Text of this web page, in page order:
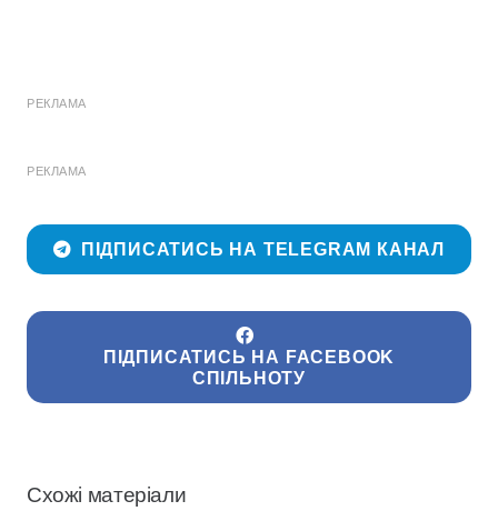
РЕКЛАМА
РЕКЛАМА
ПІДПИСАТИСЬ НА TELEGRAM КАНАЛ
ПІДПИСАТИСЬ НА FACEBOOK
СПІЛЬНОТУ
Схожі матеріали